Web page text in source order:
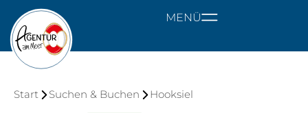
MENÜ
Start Suchen & Buchen Hooksiel